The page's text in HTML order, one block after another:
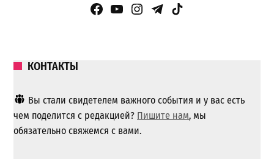
Facebook Page
YouTube
Instagram
Telegram
TikTok
КОНТАКТЫ
Вы стали свидетелем важного события и у вас есть
чем поделится с редакцией? Пишите нам, мы
обязательно свяжемся с вами.